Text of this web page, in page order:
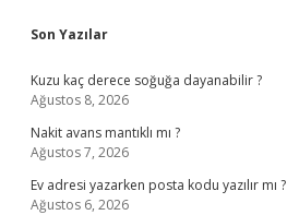
Sidebar
Son Yazılar
Kuzu kaç derece soğuğa dayanabilir ?
Ağustos 8, 2026
Nakit avans mantıklı mı ?
Ağustos 7, 2026
Ev adresi yazarken posta kodu yazılır mı ?
Ağustos 6, 2026